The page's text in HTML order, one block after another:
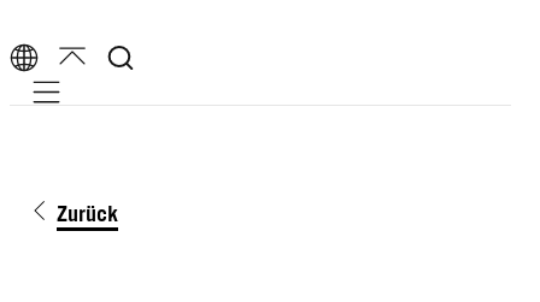
Mobile navigation
Zurück